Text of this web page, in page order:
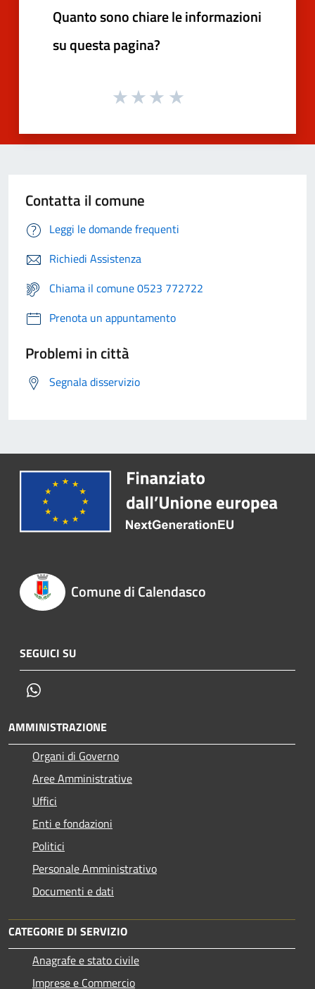
Quanto sono chiare le informazioni
su questa pagina?
Contatta il comune
Leggi le domande frequenti
Richiedi Assistenza
Chiama il comune 0523 772722
Prenota un appuntamento
Problemi in città
Segnala disservizio
Comune di Calendasco
SEGUICI SU
AMMINISTRAZIONE
Organi di Governo
Aree Amministrative
Uffici
Enti e fondazioni
Politici
Personale Amministrativo
Documenti e dati
CATEGORIE DI SERVIZIO
Anagrafe e stato civile
Imprese e Commercio